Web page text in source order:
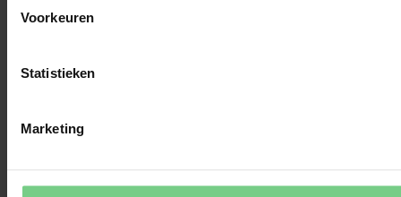
Voorkeuren
Statistieken
Marketing
chipkaart.
3
Voordelig